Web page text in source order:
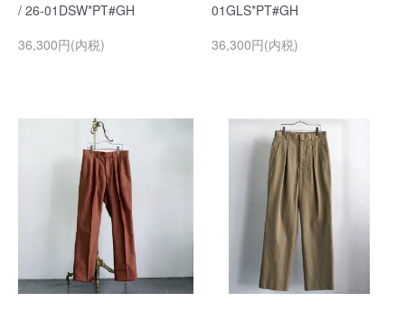
/ 26-01DSW*PT#GH
36,300円(内税)
01GLS*PT#GH
36,300円(内税)